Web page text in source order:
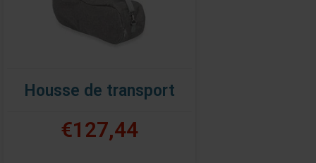
Housse de transport
€127,44